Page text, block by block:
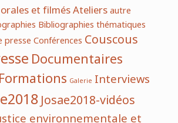
et filmésAteliersautre
Bibliographies thématiques
presseConférencesCouscous
Documentaires
Formations Galerie Interviews
Josae2018-vidéos